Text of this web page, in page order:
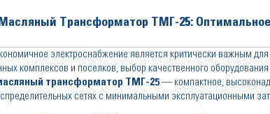
Трансформатор ТМГ-25:
электроснабжение является критически важным
комплексов и поселков, выбор качественного
трансформатор ТМГ-25 — компактное,
сетях с минимальными эксплуатационными